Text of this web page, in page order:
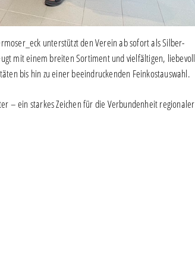
unterstützt den Verein ab sofort als Silber-
mit einem breiten Sortiment und vielfältigen, liebevoll
bis hin zu einer beeindruckenden Feinkostauswahl.
– ein starkes Zeichen für die Verbundenheit regionaler